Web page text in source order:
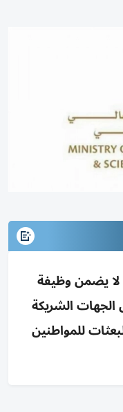
لا يضمن وظيفة
الشريكة
للمواطنين